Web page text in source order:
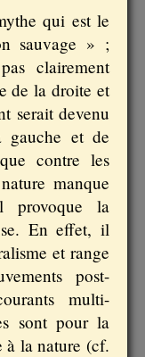
qui est le
sauvage » ;
clairement
de la droite et
serait devenu
gauche et de
contre les
manque
provoque la
En effet, il
et range
post-
multi-
sont pour la
à la nature (cf.